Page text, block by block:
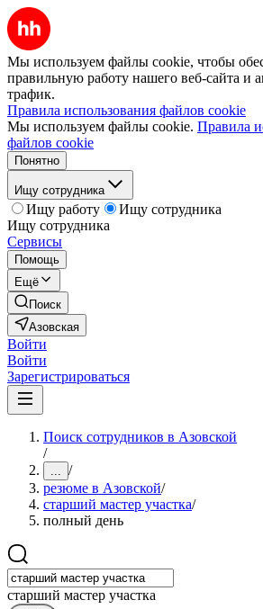
Мы используем файлы cookie, чтобы
правильную работу нашего веб-сайта и
трафик.
Правила использования файлов cookie
Мы используем файлы cookie. Правила
файлов cookie
Понятно
Ищу сотрудника
Ищу работу
Ищу сотрудника
Ищу сотрудника
Сервисы
Помощь
Ещё
Поиск
Азовская
Войти
Войти
Зарегистрироваться
Поиск сотрудников в Азовской
/
... /
резюме в Азовской/
старший мастер участка/
полный день
старший мастер участка